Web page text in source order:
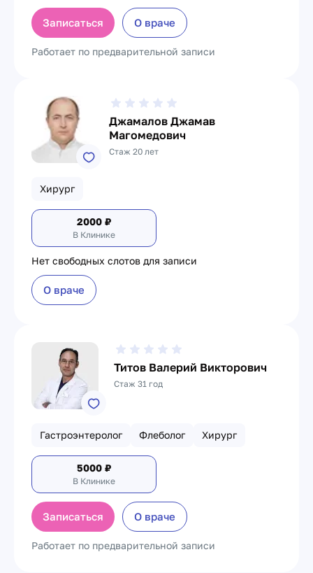
Записаться О враче
Работает по предварительной записи
Джамалов Джамав
Магомедович
Стаж 20 лет
Хирург
2000 ₽
В Клинике
Нет свободных слотов для записи
О враче
Титов Валерий Викторович
Стаж 31 год
Гастроэнтеролог Флеболог Хирург
5000 ₽
В Клинике
Записаться О враче
Работает по предварительной записи